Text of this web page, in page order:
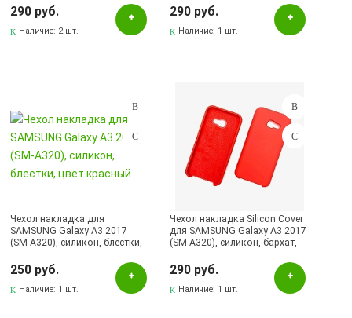
Рисунок
Сиреневый
Черный
Pаспределительный центр
Бугульма, ул.Ленина, 145, ТЦ ЭССЕН
Лениногорск, ул.Гафиатуллина, 9, (ЦЕНТР)
290 руб.
Наличие: 2 шт.
290 руб.
Наличие: 1 шт.
Чехол накладка для
SAMSUNG Galaxy A3 2017
(SM-A320), силикон, блестки,
250 руб.
Наличие: 1 шт.
Чехол накладка Silicon Cover
для SAMSUNG Galaxy A3 2017
(SM-A320), силикон, бархат,
290 руб.
Наличие: 1 шт.